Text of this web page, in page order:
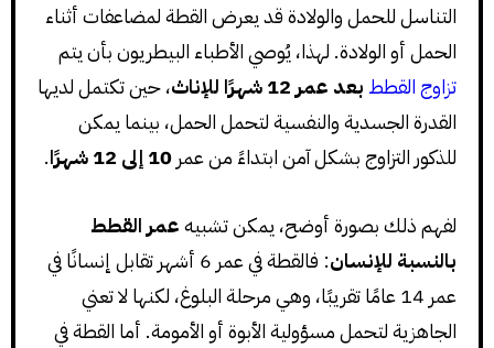
التناسل للحمل والولادة قد يعرض القطة لمضاعفات أثناء
الحمل أو الولادة. لهذا، يُوصي الأطباء البيطريون بأن يتم
تزاوج القطط بعد عمر 12 شهرًا للإناث
، حين تكتمل لديها
القدرة الجسدية والنفسية لتحمل الحمل، بينما يمكن
للذكور التزاوج بشكل آمن ابتداءً من عمر 10 إلى 12 شهرًا .
لفهم ذلك بصورة أوضح، يمكن تشبيهعمر القطط
بالنسبة للإنسان
: فالقطة في عمر 6 أشهر تقابل إنسانًا في
عمر 14 عامًا تقريبًا، وهي مرحلة البلوغ، لكنها لا تعني
الجاهزية لتحمل مسؤولية الأبوة أو الأمومة. أما القطة في